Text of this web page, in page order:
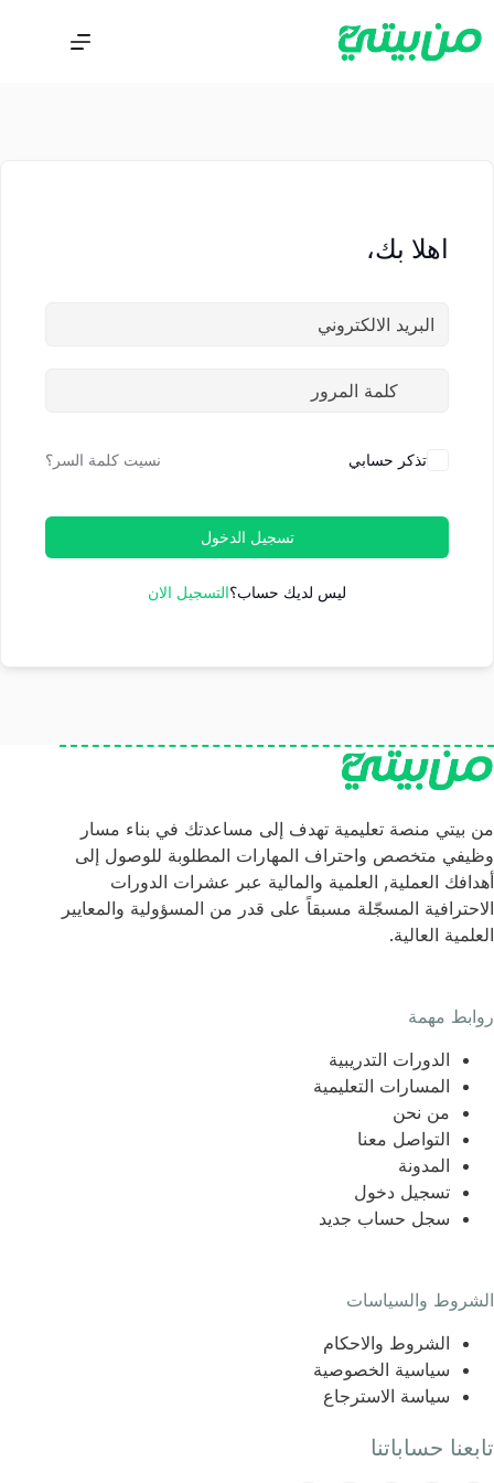
اهلا بك،
تذكر حسابي نسيت كلمة السر؟
تسجيل الدخول
ليس لديك حساب؟التسجيل الان
من بيتي منصة تعليمية تهدف إلى مساعدتك في بناء مسار
وظيفي متخصص واحتراف المهارات المطلوبة للوصول إلى
أهدافك العملية, العلمية والمالية عبر عشرات الدورات
الاحترافية المسجّلة مسبقاً على قدر من المسؤولية والمعايير
العلمية العالية.
روابط مهمة
الدورات التدريبية
المسارات التعليمية
من نحن
التواصل معنا
المدونة
تسجيل دخول
سجل حساب جديد
الشروط والسياسات
الشروط والاحكام
سياسية الخصوصية
سياسة الاسترجاع
تابعنا حساباتنا